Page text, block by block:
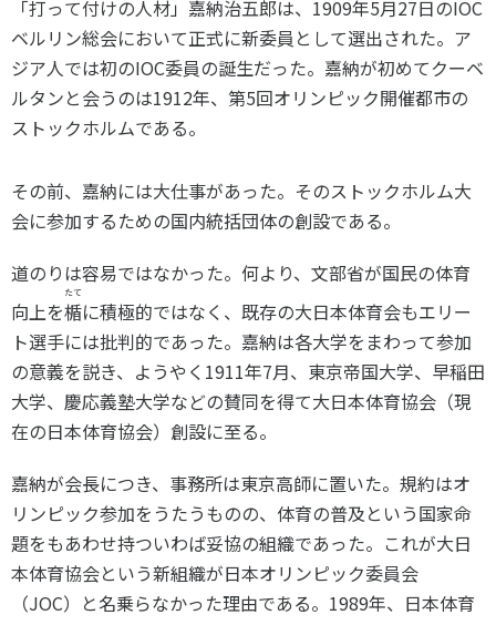
「打って付けの人材」嘉納治五郎は、1909年5月27日のIOC
ベルリン総会において正式に新委員として選出された。ア
ジア人では初のIOC委員の誕生だった。嘉納が初めてクーベ
ルタンと会うのは1912年、第5回オリンピック開催都市の
ストックホルムである。
その前、嘉納には大仕事があった。そのストックホルム大
会に参加するための国内統括団体の創設である。
道のりは容易ではなかった。何より、文部省が国民の体育
向上を楯
たて
に積極的ではなく、既存の大日本体育会もエリー
ト選手には批判的であった。嘉納は各大学をまわって参加
の意義を説き、ようやく1911年7月、東京帝国大学、早稲田
大学、慶応義塾大学などの賛同を得て大日本体育協会（現
在の日本体育協会）創設に至る。
嘉納が会長につき、事務所は東京高師に置いた。規約はオ
リンピック参加をうたうものの、体育の普及という国家命
題をもあわせ持ついわば妥協の組織であった。これが大日
本体育協会という新組織が日本オリンピック委員会
（JOC）と名乗らなかった理由である。1989年、日本体育